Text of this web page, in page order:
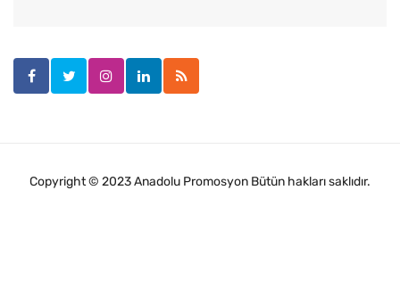
Copyright © 2023 Anadolu Promosyon Bütün hakları saklıdır.